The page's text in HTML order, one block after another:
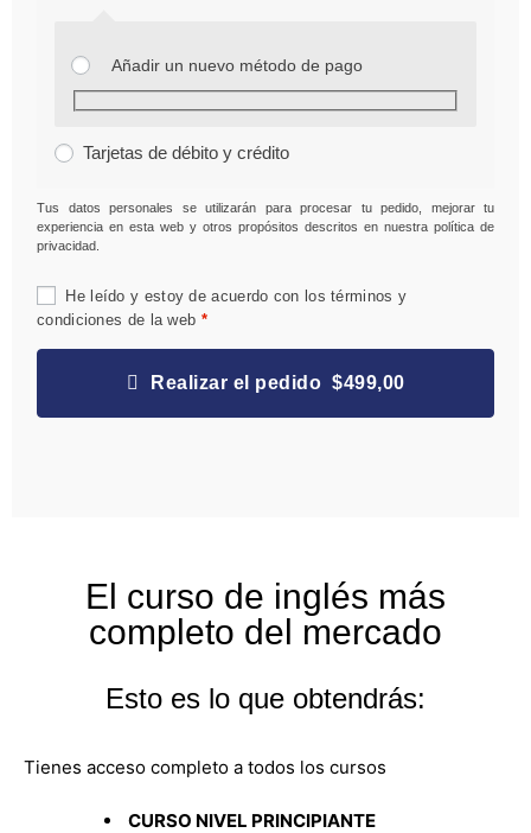
Añadir un nuevo método de pago
Tarjetas de débito y crédito
Tus datos personales se utilizarán para procesar tu pedido, mejorar tu
experiencia en esta web y otros propósitos descritos en nuestra política de
privacidad
He leído y estoy de acuerdo con lostérminos y
condiciones de la web *
Realizar el pedido $499,00
El curso de inglés más
completo del mercado
Esto es lo que obtendrás:
Tienes acceso completo a todos los cursos
CURSO NIVEL PRINCIPIANTE